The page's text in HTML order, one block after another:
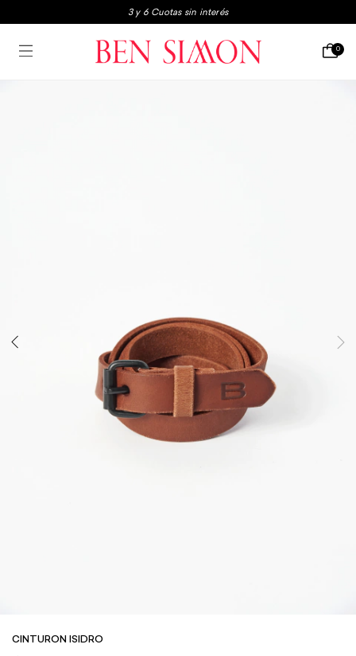
3 y 6 Cuotas sin interés
Envio gratis a partir de $250.000
0
CINTURON ISIDRO